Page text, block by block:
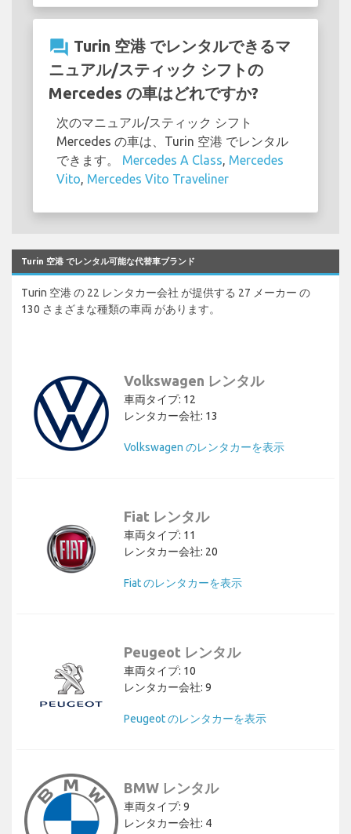
question_answer Turin 空港 でレンタルできるマ
ニュアル/スティック シフトの
Mercedes の車はどれですか?
次のマニュアル/スティック シフト
Mercedes の車は、Turin 空港 でレンタル
できます。 Mercedes A Class, Mercedes
Vito, Mercedes Vito Traveliner
Turin 空港 でレンタル可能な代替車ブランド
Turin 空港 の 22 レンタカー会社 が提供する 27 メーカー の
130 さまざまな種類の車両 があります。
Volkswagen レンタル
車両タイプ: 12
レンタカー会社: 13
Volkswagen のレンタカーを表示
Fiat レンタル
車両タイプ: 11
レンタカー会社: 20
Fiat のレンタカーを表示
Peugeot レンタル
車両タイプ: 10
レンタカー会社: 9
Peugeot のレンタカーを表示
BMW レンタル
車両タイプ: 9
レンタカー会社: 4